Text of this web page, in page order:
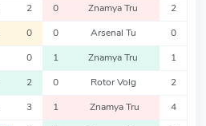
2 0 Znamya Tru 2
0 0 Arsenal Tu 0
0 1 Znamya Tru 1
2 0 Rotor Volg 2
3 1 Znamya Tru 4